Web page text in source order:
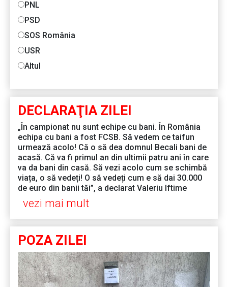
PNL
PSD
SOS România
USR
Altul
DECLARAŢIA ZILEI
„În campionat nu sunt echipe cu bani. În România
echipa cu bani a fost FCSB. Să vedem ce taifun
urmează acolo! Că o să dea domnul Becali bani de
acasă. Că va fi primul an din ultimii patru ani în care
va da bani din casă. Să vezi acolo cum se schimbă
viața, o să vedeți! O să vedeți cum e să dai 30.000
de euro din banii tăi”, a declarat Valeriu Iftime
vezi mai mult
POZA ZILEI